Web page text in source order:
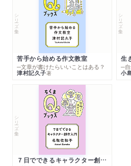
シリーズ・全集
苦手から始める作文教室
─文章が書けたらいいことはある？
津村記久子著
シリーズ・全集
生
小
シリーズ・全集
７日でできるキャラクター創作入門